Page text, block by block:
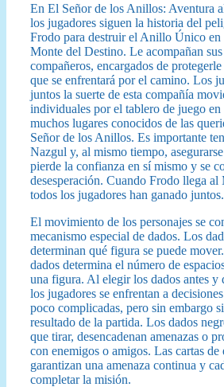
En El Señor de los Anillos: Aventura
los jugadores siguen la historia del
Frodo para destruir el Anillo Único en
Monte del Destino. Le acompañan
compañeros, encargados de
que se enfrentará por el camino. Los
juntos la suerte de esta compañía
individuales por el tablero de juego en
muchos lugares conocidos de las
Señor de los Anillos. Es importante
Nazgul y, al mismo tiempo,
pierde la confianza en sí mismo y se
desesperación. Cuando Frodo llega
todos los jugadores han ganado juntos.
El movimiento de los personajes se
mecanismo especial de dados. Los
determinan qué figura se puede
dados determina el número de
una figura. Al elegir los dados antes y
los jugadores se enfrentan a
poco complicadas, pero sin embargo
resultado de la partida. Los dados
que tirar, desencadenan amenazas o
con enemigos o amigos. Las cartas de
garantizan una amenaza continua y
completar la misión.